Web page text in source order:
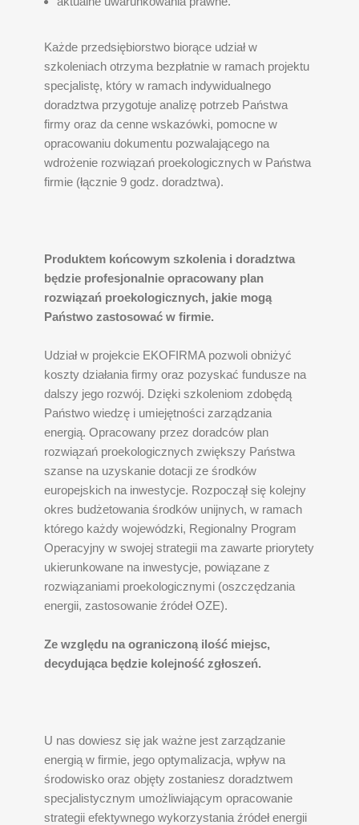
Każde przedsiębiorstwo biorące udział w
szkoleniach otrzyma bezpłatnie w ramach projektu
specjalistę, który w ramach indywidualnego
doradztwa przygotuje analizę potrzeb Państwa
firmy oraz da cenne wskazówki, pomocne w
opracowaniu dokumentu pozwalającego na
wdrożenie rozwiązań proekologicznych w Państwa
firmie (łącznie 9 godz. doradztwa).
Produktem końcowym szkolenia i doradztwa
będzie profesjonalnie opracowany plan
rozwiązań proekologicznych, jakie mogą
Państwo zastosować w firmie.
Udział w projekcie EKOFIRMA pozwoli obniżyć
koszty działania firmy oraz pozyskać fundusze na
dalszy jego rozwój. Dzięki szkoleniom zdobędą
Państwo wiedzę i umiejętności zarządzania
energią. Opracowany przez doradców plan
rozwiązań proekologicznych zwiększy Państwa
szanse na uzyskanie dotacji ze środków
europejskich na inwestycje. Rozpoczął się kolejny
okres budżetowania środków unijnych, w ramach
którego każdy wojewódzki, Regionalny Program
Operacyjny w swojej strategii ma zawarte priorytety
ukierunkowane na inwestycje, powiązane z
rozwiązaniami proekologicznymi (oszczędzania
energii, zastosowanie źródeł OZE).
Ze względu na ograniczoną ilość miejsc,
decydująca będzie kolejność zgłoszeń.
U nas dowiesz się jak ważne jest zarządzanie
energią w firmie, jego optymalizacja, wpływ na
środowisko oraz objęty zostaniesz doradztwem
specjalistycznym umożliwiającym opracowanie
strategii efektywnego wykorzystania źródeł energii